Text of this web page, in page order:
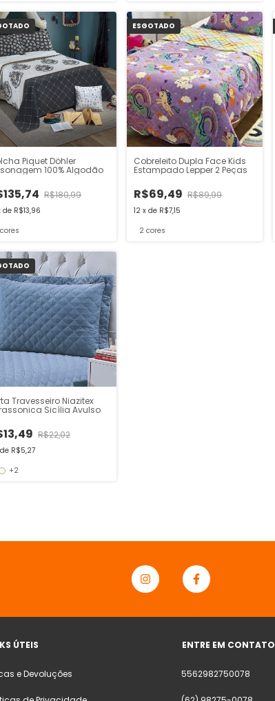
Piquet Döhler
100% Algodão
R$180,99
de R$13,96
ESGOTADO
Cobreleito Dupla Face Kids
Estampado Lepper 2 Peças
R$69,49 R$89,99
12 xde R$7,15
2 cores
Travesseiro Niazitex
Sicília Avulso
R$22,02
de R$5,27
+2
ÚTEIS
e Devoluções
ENTRE EM CONTATO
5562982750078